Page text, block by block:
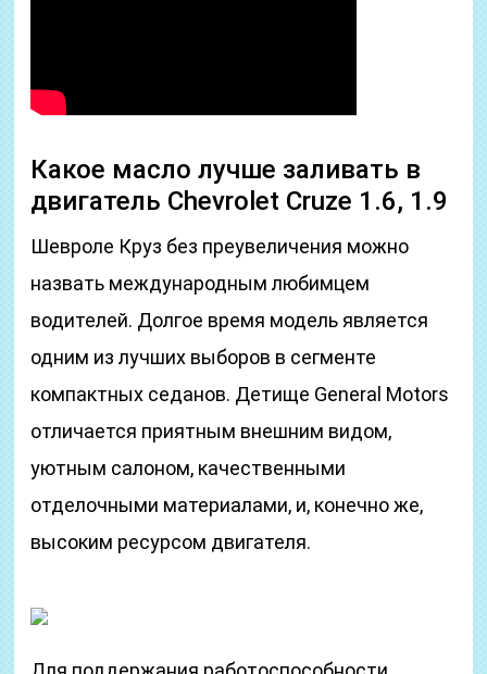
Какое масло лучше заливать в
двигатель Chevrolet Cruze 1.6, 1.9
Шевроле Круз без преувеличения можно
назвать международным любимцем
водителей. Долгое время модель является
одним из лучших выборов в сегменте
компактных седанов. Детище General Motors
отличается приятным внешним видом,
уютным салоном, качественными
отделочными материалами, и, конечно же,
высоким ресурсом двигателя.